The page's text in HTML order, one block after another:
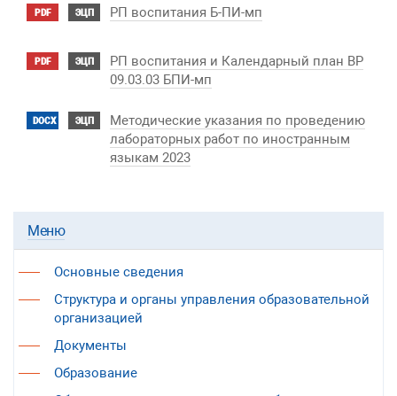
PDF ЭЦП РП воспитания Б-ПИ-мп
PDF ЭЦП
РП воспитания и Календарный план ВР
09.03.03 БПИ-мп
DOCX ЭЦП
Методические указания по проведению
лабораторных работ по иностранным
языкам 2023
Меню
Основные сведения
Структура и органы управления образовательной
организацией
Документы
Образование